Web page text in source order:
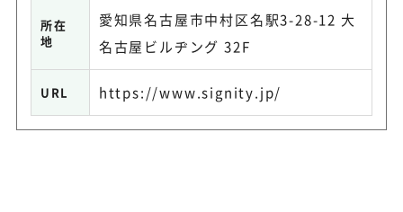
所在
地
愛知県名古屋市中村区名駅3-28-12 大
名古屋ビルヂング 32F
URL https://www.signity.jp/